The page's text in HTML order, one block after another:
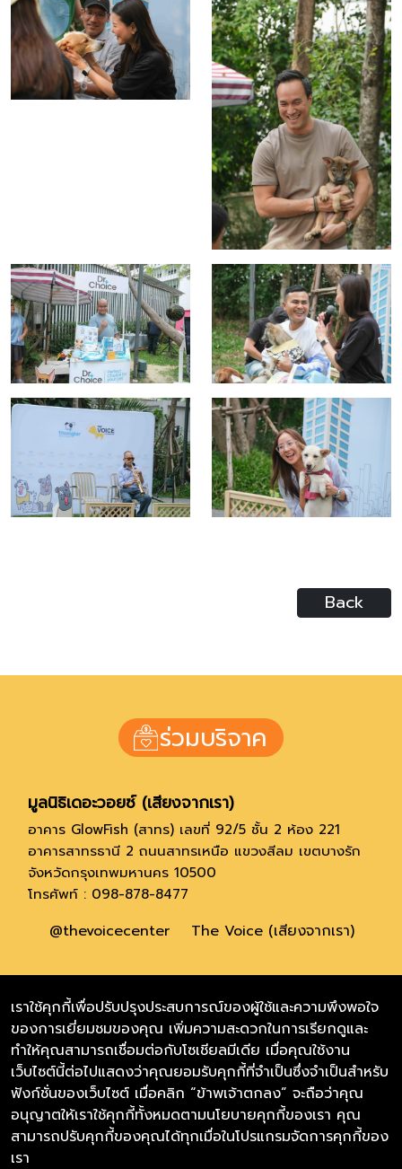
Back
ร่วมบริจาค
มูลนิธิเดอะวอยซ์ (เสียงจากเรา)
อาคาร GlowFish (สาทร) เลขที่ 92/5 ชั้น 2 ห้อง 221
อาคารสาทรธานี 2 ถนนสาทรเหนือ แขวงสีลม เขตบางรัก
จังหวัดกรุงเทพมหานคร 10500
โทรศัพท์ : 098-878-8477
@thevoicecenter The Voice (เสียงจากเรา)
Thevoicefoundation
Thevoicefoundation.eng
Soulmateby_thevoice(สำหรับหาบ้าน)
Thevoicecharityshop (สำหรับขายสินค้า)
Thevoicefoundation.org
เราใช้คุกกี้เพื่อปรับปรุงประสบการณ์ของผู้ใช้และความพึงพอใจ
ของการเยี่ยมชมของคุณ เพิ่มความสะดวกในการเรียกดูและ
ทำให้คุณสามารถเชื่อมต่อกับโซเชียลมีเดีย เมื่อคุณใช้งาน
เว็บไซต์นี้ต่อไปแสดงว่าคุณยอมรับคุกกี้ที่จำเป็นซึ่งจำเป็นสำหรับ
ฟังก์ชั่นของเว็บไซต์ เมื่อคลิก “ข้าพเจ้าตกลง” จะถือว่าคุณ
อนุญาตให้เราใช้คุกกี้ทั้งหมดตามนโยบายคุกกี้ของเรา คุณ
สามารถปรับคุกกี้ของคุณได้ทุกเมื่อในโปรแกรมจัดการคุกกี้ของ
เรา